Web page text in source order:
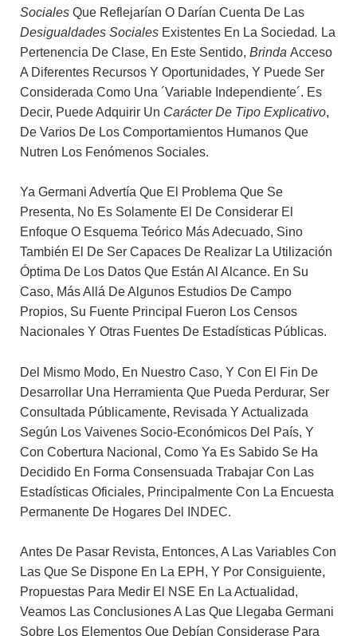
Sociales Que Reflejarían O Darían Cuenta De Las
Desigualdades Sociales Existentes En La Sociedad. La
Pertenencia De Clase, En Este Sentido, Brinda Acceso
A Diferentes Recursos Y Oportunidades, Y Puede Ser
Considerada Como Una ´variable Independiente´. Es
Decir, Puede Adquirir Un Carácter De Tipo Explicativo,
De Varios De Los Comportamientos Humanos Que
Nutren Los Fenómenos Sociales.
Ya Germani Advertía Que El Problema Que Se
Presenta, No Es Solamente El De Considerar El
Enfoque O Esquema Teórico Más Adecuado, Sino
También El De Ser Capaces De Realizar La Utilización
Óptima De Los Datos Que Están Al Alcance. En Su
Caso, Más Allá De Algunos Estudios De Campo
Propios, Su Fuente Principal Fueron Los Censos
Nacionales Y Otras Fuentes De Estadísticas Públicas.
Del Mismo Modo, En Nuestro Caso, Y Con El Fin De
Desarrollar Una Herramienta Que Pueda Perdurar, Ser
Consultada Públicamente, Revisada Y Actualizada
Según Los Vaivenes Socio-Económicos Del País, Y
Con Cobertura Nacional, Como Ya Es Sabido Se Ha
Decidido En Forma Consensuada Trabajar Con Las
Estadísticas Oficiales, Principalmente Con La Encuesta
Permanente De Hogares Del INDEC.
Antes De Pasar Revista, Entonces, A Las Variables Con
Las Que Se Dispone En La EPH, Y Por Consiguiente,
Propuestas Para Medir El NSE En La Actualidad,
Veamos Las Conclusiones A Las Que Llegaba Germani
Sobre Los Elementos Que Debían Considerase Para